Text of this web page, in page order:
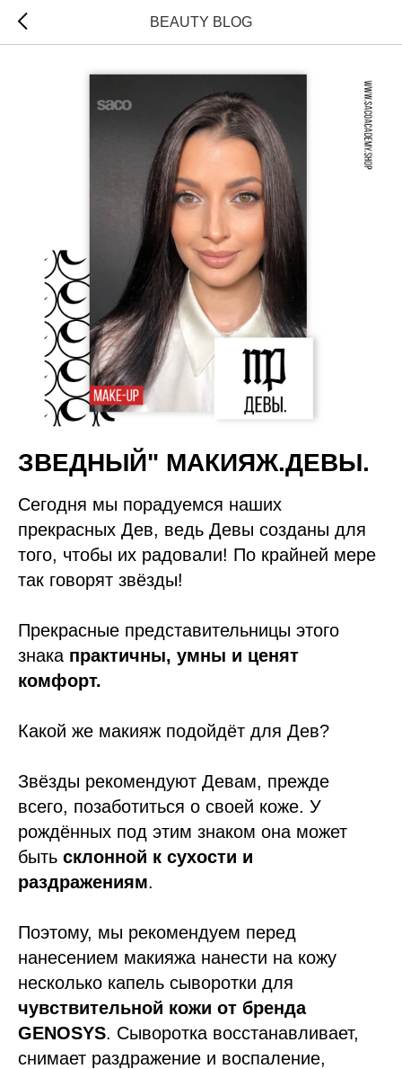
BEAUTY BLOG
ЗВЕДНЫЙ" МАКИЯЖ.ДЕВЫ.
Сегодня мы порадуемся наших
прекрасных Дев, ведь Девы созданы для
того, чтобы их радовали! По крайней мере
так говорят звёзды!
Прекрасные представительницы этого
знака практичны, умны и ценят
комфорт.
Какой же макияж подойдёт для Дев?
Звёзды рекомендуют Девам, прежде
всего, позаботиться о своей коже. У
рождённых под этим знаком она может
быть склонной к сухости и
раздражениям.
Поэтому, мы рекомендуем перед
нанесением макияжа нанести на кожу
несколько капель сыворотки для
чувствительной кожи от бренда
GENOSYS. Сыворотка восстанавливает,
снимает раздражение и воспаление,